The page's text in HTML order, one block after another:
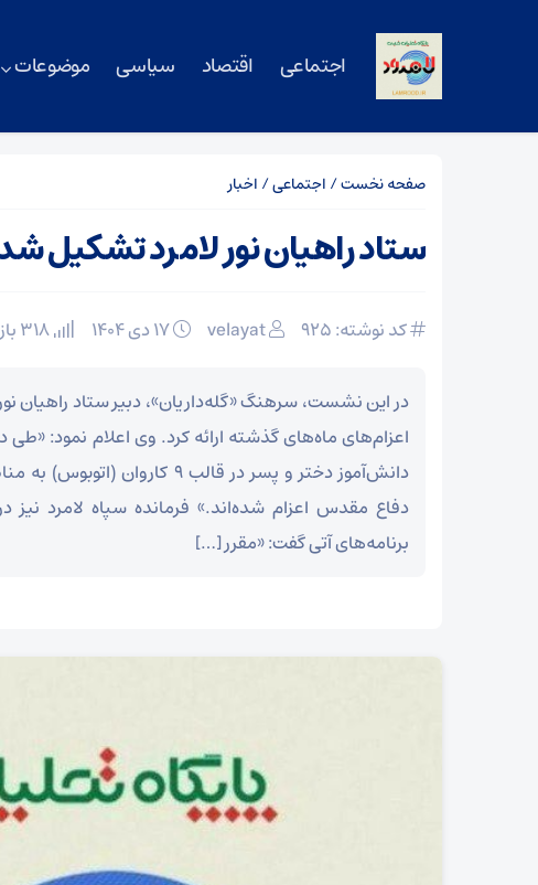
اجتماعی اقتصاد سیاسی موضوعات
صفحه نخست/ اجتماعی/ اخبار
ستاد راهیان نور لامرد تشکیل
کد نوشته: 925 velayat
در این نشست، سرهنگ «گله‌داریان»، دبیر ستاد راهیان
دانش‌آموز دختر و پسر در قالب ۹
دفاع مقدس اعزام شده‌اند.» فرمانده سپاه لامرد نیز
برنامه‌های آتی گفت: «مقرر […]